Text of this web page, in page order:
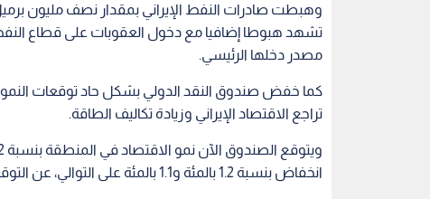
تشهد هبوطا إضافيا مع دخول العقوبات على قطاع النفط
مصدر دخلها الرئيسي.
كما خفض صندوق النقد الدولي بشكل حاد توقعات
تراجع الاقتصاد الإيراني وزيادة تكاليف الطاقة.
انخفاض بنسبة 1.2 بالمئة و1.1 بالمئة على التوالي، عن التوقعات التي أدرجها الصندوق في نيسان/ أبريل الماضي.